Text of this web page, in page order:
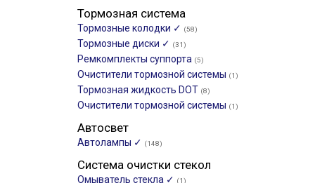
Тормозная система
Тормозные колодки ✓ (58)
Тормозные диски ✓ (31)
Ремкомплекты суппорта (5)
Очистители тормозной системы (1)
Тормозная жидкость DOT (8)
Очистители тормозной системы (1)
Автосвет
Автолампы ✓ (148)
Система очистки стекол
Омыватель стекла ✓ (1)